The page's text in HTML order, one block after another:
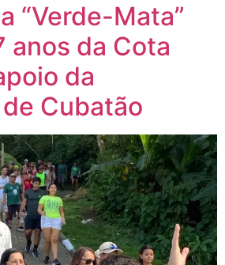
“Verde-Mata”
anos da Cota
da
Cubatão